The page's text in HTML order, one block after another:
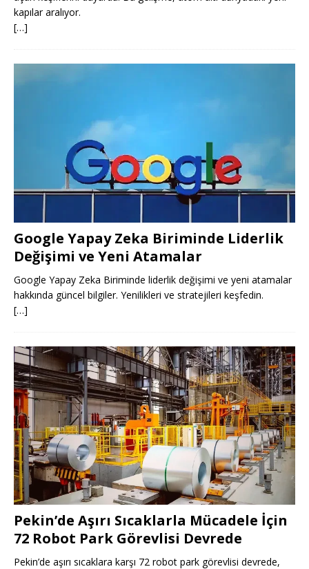
kapılar aralıyor.
[…]
Google Yapay Zeka Biriminde Liderlik
Değişimi ve Yeni Atamalar
Google Yapay Zeka Biriminde liderlik değişimi ve yeni atamalar
hakkında güncel bilgiler. Yenilikleri ve stratejileri keşfedin.
[…]
Pekin’de Aşırı Sıcaklarla Mücadele İçin
72 Robot Park Görevlisi Devrede
Pekin’de aşırı sıcaklara karşı 72 robot park görevlisi devrede,